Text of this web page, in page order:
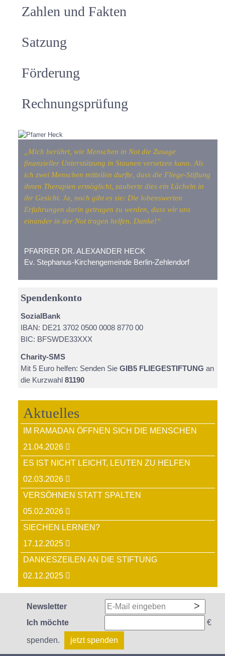
Zahlen und Fakten
Satzung
Förderung
Rechnungsprüfung
„Mich berührt, wie Menschen in Not die Zusage
finanzieller Unterstützung in Staunen versetzen kann. Als
ich zwei Menschen mitteilen durfte, dass die Fliege-Stiftung
ihnen Therapien ermöglicht, zauberte dies ein Lächeln in
ihr Gesicht. Ja, noch gibt es sie: Die lobenswerten
Erfahrungen darin getragen zu werden, dass wir uns
einander in der Not tragen helfen. Danke!“
PFARRER DR. ALEXANDER HECK
Ev. Stephanus-Kirchengemeinde Berlin-Zehlendorf
Spendenkonto
SozialBank
IBAN: DE21 3702 0500 0008 8770 00
BIC: BFSWDE33XXX
Charity-SMS
Mit 5 Euro helfen: Senden Sie GIB5 FLIEGESTIFTUNG an
die Kurzwahl 81190
Aktuelles
IM RAMADAN ÖFFNEN SICH DIE MENSCHEN
21.04.2026
ES IST NICHT LEICHT, LEUTEN ZU HELFEN
02.03.2026
VERSÖHNEN STATT SPALTEN
05.02.2026
SIECHEN LERNEN?
17.12.2025
DANKESZEILEN AN DIE STIFTUNG
02.12.2025
Newsletter
Ich möchte
€
spenden.